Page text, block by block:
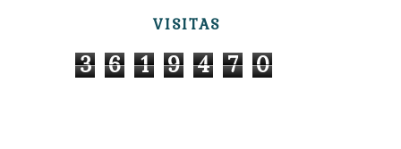
VISITAS
3 6 1 9 4 7 0